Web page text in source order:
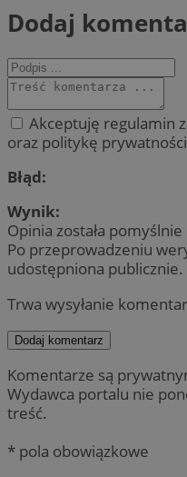
Dodaj
Akceptuję regulamin
oraz politykę
Błąd:
Wynik:
Opinia została
Po przeprowadzeniu
udostępniona publicznie.
Trwa wysyłanie
Dodaj komentarz
Komentarze są
Wydawca portalu nie
treść.
* pola obowiązkowe